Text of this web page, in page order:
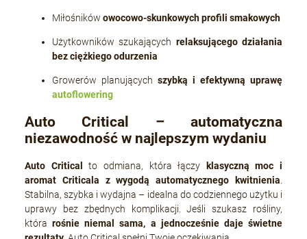
Miłośnikówowocowo-skunkowych profili smakowych
Użytkowników szukających relaksującego działania
bez ciężkiego odurzenia
Growerów planującychszybką i efektywną uprawę
autoflowering
Auto Critical – automatyczna
niezawodność w najlepszym wydaniu
Auto Critical to odmiana, która łączy
klasyczną moc i
aromat Criticala z wygodą automatycznego kwitnienia
Stabilna, szybka i wydajna – idealna do codziennego użytku i
uprawy bez zbędnych komplikacji. Jeśli szukasz rośliny,
którarośnie niemal sama, a jednocześnie daje świetne